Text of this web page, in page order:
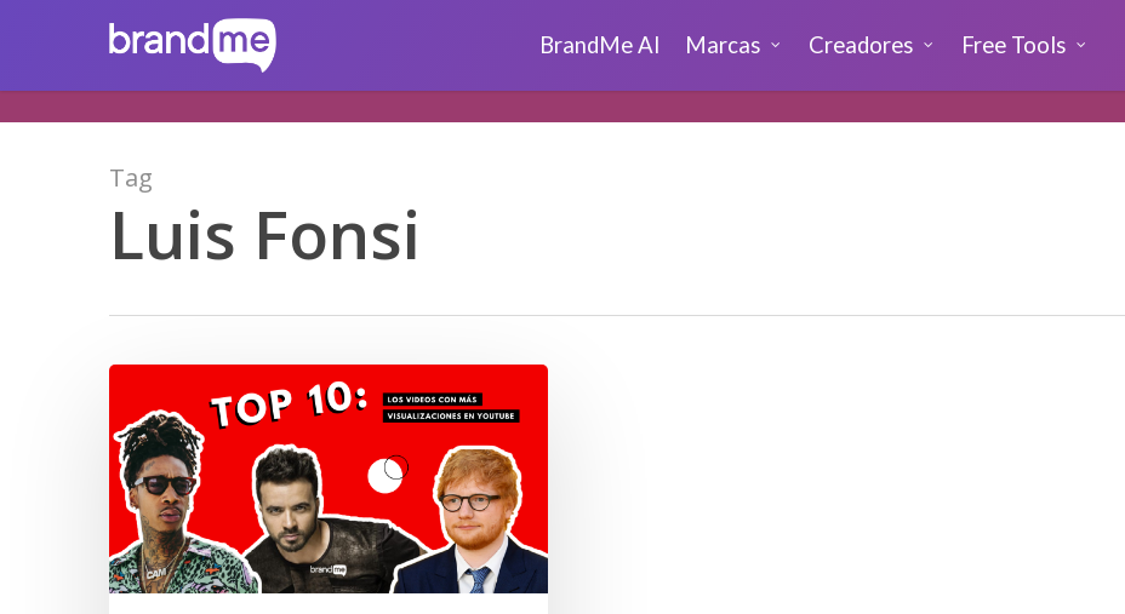
BrandMe AI Marcas Creadores Free Tools
Tag
Luis Fonsi